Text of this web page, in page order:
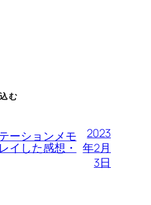
む
ーションメモ
イした感想・
2023
年2月
3日